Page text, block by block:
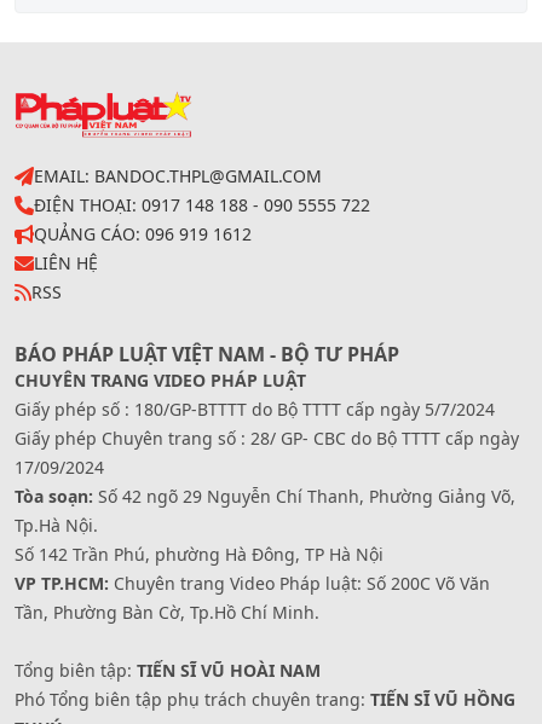
EMAIL: BANDOC.THPL@GMAIL.COM
ĐIỆN THOẠI: 0917 148 188 - 090 5555 722
QUẢNG CÁO: 096 919 1612
LIÊN HỆ
RSS
BÁO PHÁP LUẬT VIỆT NAM - BỘ TƯ PHÁP
CHUYÊN TRANG VIDEO PHÁP LUẬT
Giấy phép số : 180/GP-BTTTT do Bộ TTTT cấp ngày 5/7/2024
Giấy phép Chuyên trang số : 28/ GP- CBC do Bộ TTTT cấp ngày
17/09/2024
Tòa soạn: Số 42 ngõ 29 Nguyễn Chí Thanh, Phường Giảng Võ,
Tp.Hà Nội.
Số 142 Trần Phú, phường Hà Đông, TP Hà Nội
VP TP.HCM: Chuyên trang Video Pháp luật: Số 200C Võ Văn
Tần, Phường Bàn Cờ, Tp.Hồ Chí Minh.
Tổng biên tập: TIẾN SĨ VŨ HOÀI NAM
Phó Tổng biên tập phụ trách chuyên trang: TIẾN SĨ VŨ HỒNG